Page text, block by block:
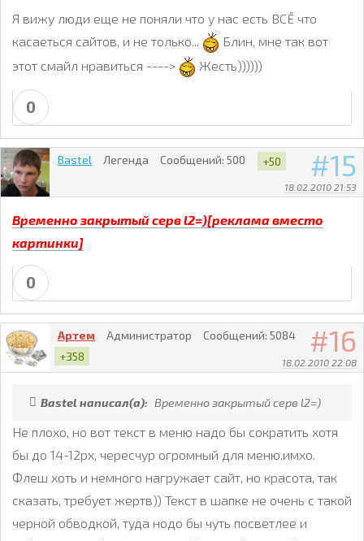
Я вижу люди еще не поняли что у нас есть ВСЁ что
касаеться сайтов, и не только...
Блин, мне так вот
этот смайл нравиться ---->
Жесть))))))
0
15
18.02.2010 21:53
Bastel Легенда Сообщений: 500 +50
Временно закрытый серв l2=)[реклама вместо
картинки]
0
16
18.02.2010 22:08
Артем Администратор Сообщений: 5084
+358
Bastel написал(а): Временно закрытый серв l2=)
Не плохо, но вот текст в меню надо бы сократить хотя
бы до 14-12px, чересчур огромный для меню.имхо.
Флеш хоть и немного нагружает сайт, но красота, так
сказать, требует жертв)) Текст в шапке не очень с такой
черной обводкой, туда нодо бы чуть посветлее и